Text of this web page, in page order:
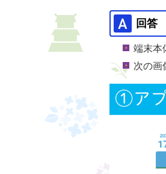
回答
端末本
次の画